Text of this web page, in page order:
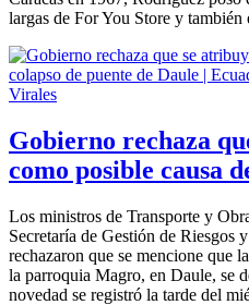
largas de For You Store y
Virales
Gobierno rechaza
como posible causa
Los ministros de Transporte y
Secretaría de Gestión de Riesgos
rechazaron que se mencione que
la parroquia Magro, en Daule, se
novedad se registró la tarde del